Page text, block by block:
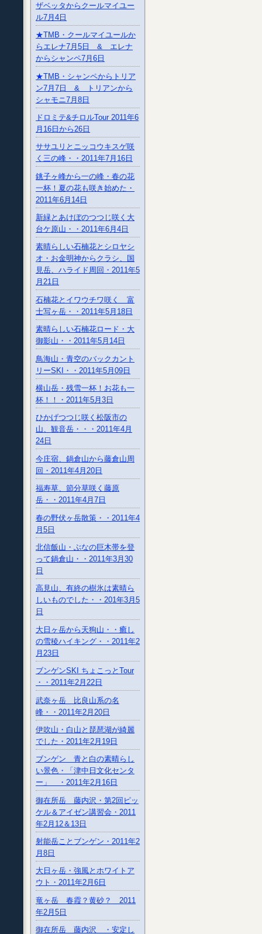
ザベッタからクールマイユー
ル7月4日
★TMB・クールマイユールか
らエレナ7月5日 & エレナ
からシャンペ7月6日
★TMB・シャンペからトリア
ン7月7日 & トリアンから
シャモニ7月8日
ドロミテ&チロルTour 2011年6
月16日から26日
ササユリとニッコウキスゲ咲
く三の峰・・2011年7月16日
銚子ヶ峰から一の峰・春の花
一杯！夏の花も咲き始めた・
2011年6月14日
新緑とあけぼのつつじ咲く大
台ケ原山・・2011年6月4日
素晴らしい石楠花とシロヤシ
オ・お金明神からクラシ、国
見岳、ハライド周回・2011年5
月21日
石楠花とイワウチワ咲く 富
士写ヶ岳・・2011年5月18日
素晴らしい石楠花ロード・大
御影山・・2011年5月14日
鳥海山・青空のバックカント
リーSKI・・2011年5月09日
横山岳・残雪一杯！お花も一
杯！！・2011年5月3日
ひかげつつじ咲く松阪市の
山、観音岳・・・2011年4月
24日
今庄宿、鍋倉山から藤倉山周
回・2011年4月20日
福寿草、節分草咲く藤原
岳・・2011年4月7日
春の野伏ヶ岳散策・・2011年4
月5日
北信飯山・ぶなの巨木帯を登
って鍋倉山・・2011年3月30
日
高見山、有終の樹氷は素晴ら
しいものでした・・201年3月5
日
大日ヶ岳から天狗山・・癒し
の雪稜ハイキング・・2011年2
月23日
ブンゲンSKI ちょこっとTour
・・2011年2月22日
武奈ヶ岳 比良山系の名
峰・・2011年2月20日
伊吹山・白山と琵琶湖が綺麗
でした・2011年2月19日
ブンゲン 青と白の素晴らし
い景色・「津中日文化センタ
ー」 ・2011年2月16日
御在所岳 藤内沢・第2回ピッ
ケル＆アイゼン講習会・2011
年2月12＆13日
射能岳ことブンゲン・2011年2
月8日
大日ヶ岳・強風とホワイトア
ウト・2011年2月6日
竜ヶ岳 春霞？黄砂？ 2011
年2月5日
御在所岳 藤内沢 ・安定し